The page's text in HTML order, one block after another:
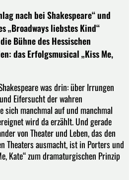
nach bei Shakespeare“ und
„Broadways liebstes Kind“
Bühne des Hessischen
das Erfolgsmusical „Kiss Me,
was drin: über Irrungen
Eifersucht der wahren
sich manchmal auf und manchmal
wird da erzählt. Und gerade
von Theater und Leben, das den
Theaters ausmacht, ist in Porters und
Kate“ zum dramaturgischen Prinzip